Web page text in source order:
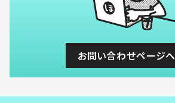
お問い合わせページへ